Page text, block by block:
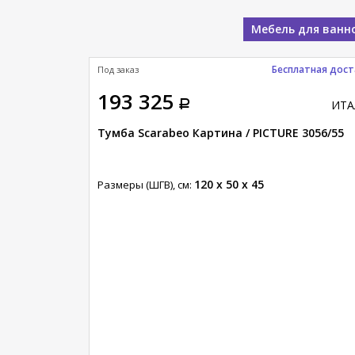
Мебель для
193 325
Тумба Scarabeo Картина / PICTURE 3056/55
Размеры (ШГВ), см: 120 x 50 x 45
Под заказ Бесплатная